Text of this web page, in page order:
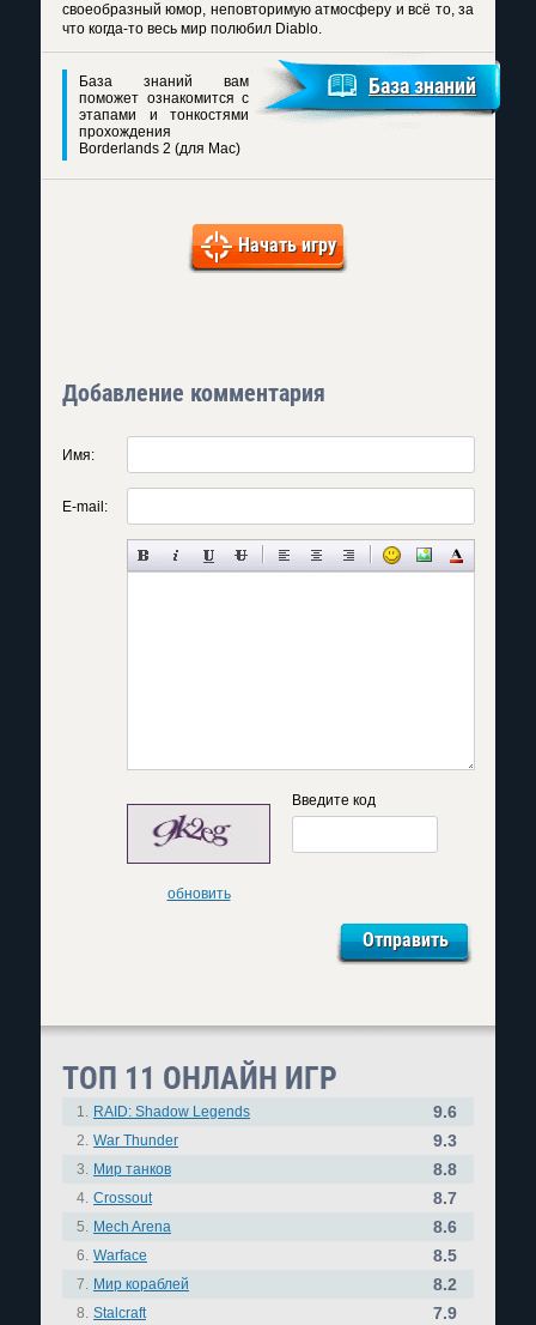
своеобразный юмор, неповторимую атмосферу и всё то, за
что когда-то весь мир полюбил Diablo.
База знаний вам
поможет ознакомится с
этапами и тонкостями
прохождения
Borderlands 2 (для Mac)
База знаний
Начать игру
Добавление комментария
Имя:
E-mail:
обновить
Введите код
ТОП 11 ОНЛАЙН ИГР
1. RAID: Shadow Legends 9.6
2. War Thunder 9.3
3. Мир танков 8.8
4. Crossout 8.7
5. Mech Arena 8.6
6. Warface 8.5
7. Мир кораблей 8.2
8. Stalcraft 7.9